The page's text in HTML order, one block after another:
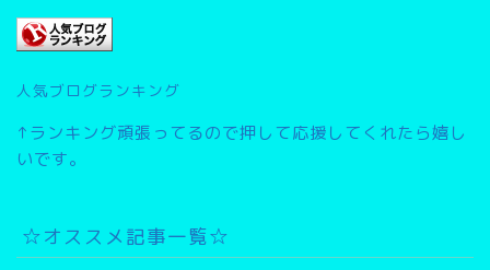
人気ブログランキング
↑ランキング頑張ってるので押して応援してくれたら嬉し
いです。
☆オススメ記事一覧☆